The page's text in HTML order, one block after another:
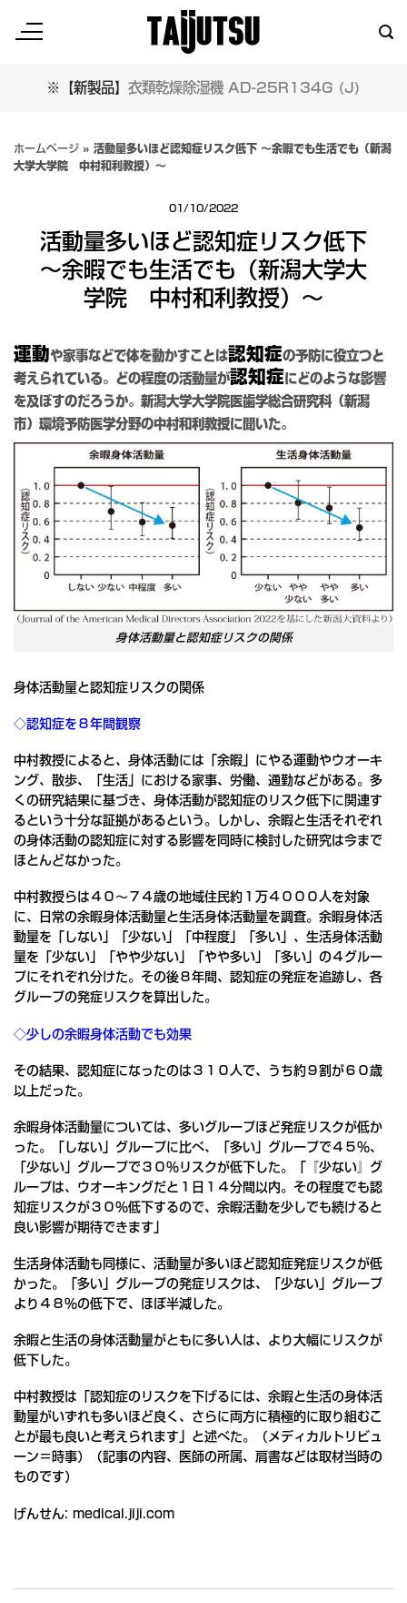
※【新製品】 衣類乾燥除湿機 AD-25R134G (J)
ホームページ » 活動量多いほど認知症リスク低下 ～余暇でも生活でも（新潟
大学大学院 中村和利教授）～
01/10/2022
活動量多いほど認知症リスク低下
～余暇でも生活でも（新潟大学大
学院 中村和利教授）～
運動や家事などで体を動かすことは認知症の予防に役立つと
考えられている。どの程度の活動量が認知症にどのような影響
を及ぼすのだろうか。新潟大学大学院医歯学総合研究科（新潟
市）環境予防医学分野の中村和利教授に聞いた。
身体活動量と認知症リスクの関係
身体活動量と認知症リスクの関係
◇認知症を８年間観察
中村教授によると、身体活動には「余暇」にやる運動やウオーキ
ング、散歩、「生活」における家事、労働、通勤などがある。多
くの研究結果に基づき、身体活動が認知症のリスク低下に関連す
るという十分な証拠があるという。しかし、余暇と生活それぞれ
の身体活動の認知症に対する影響を同時に検討した研究は今まで
ほとんどなかった。
中村教授らは４０～７４歳の地域住民約１万４０００人を対象
に、日常の余暇身体活動量と生活身体活動量を調査。余暇身体活
動量を「しない」「少ない」「中程度」「多い」、生活身体活動
量を「少ない」「やや少ない」「やや多い」「多い」の４グルー
プにそれぞれ分けた。その後８年間、認知症の発症を追跡し、各
グループの発症リスクを算出した。
◇少しの余暇身体活動でも効果
その結果、認知症になったのは３１０人で、うち約９割が６０歳
以上だった。
余暇身体活動量については、多いグループほど発症リスクが低か
った。「しない」グループに比べ、「多い」グループで４５％、
「少ない」グループで３０％リスクが低下した。「『少ない』グ
ループは、ウオーキングだと１日１４分間以内。その程度でも認
知症リスクが３０％低下するので、余暇活動を少しでも続けると
良い影響が期待できます」
生活身体活動も同様に、活動量が多いほど認知症発症リスクが低
かった。「多い」グループの発症リスクは、「少ない」グループ
より４８％の低下で、ほぼ半減した。
余暇と生活の身体活動量がともに多い人は、より大幅にリスクが
低下した。
中村教授は「認知症のリスクを下げるには、余暇と生活の身体活
動量がいずれも多いほど良く、さらに両方に積極的に取り組むこ
とが最も良いと考えられます」と述べた。（メディカルトリビュ
ーン＝時事）（記事の内容、医師の所属、肩書などは取材当時の
ものです）
げんせん: medical.jiji.com